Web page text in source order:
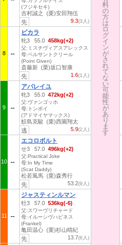
料
の
方
は
ロ
グ
イ
ン
が
さ
れ
て
な
い
可
能
性
が
あ
り
ま
す
(フジキセキ)
吉村誠之 (栗)安田翔伍
9.3(3人)
先
8
ピカラ
牝3 55.0 458kg(+2)
父:ミスチヴィアスアレックス
母:ペルサントクリール
(Point Given)
斎藤新 (栗)坂口智康
1.6(1人)
先
9
アパレイユ
牝3 55.0 472kg(+2)
父:ヴァンゴッホ
母:トンボイ
(アドマイヤマックス)
鮫島克駿 (栗)西園翔太
5.9(2人)
逃
10
エコロボルト
せ3 57.0 496kg(+2)
父:Practical Joke
母:In My Time
(Scat Daddy)
松若風馬 (栗)森秀行
53.2(9人)
先
11
ジャスティンルマン
牡3 57.0 536kg(-6)
父:スワーヴリチャード
母:イルーシヴハピネス
(Frankel)
亀田温心 (栗)杉山晴紀
13.7(6人)
先
料
の
方
は
ロ
グ
イ
ン
が
さ
れ
て
な
い
可
能
性
が
あ
り
ま
す